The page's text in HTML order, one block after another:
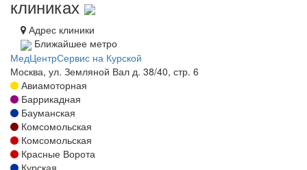
клиниках
Адрес клиники
Ближайшее метро
МедЦентрСервис на Курской
Москва, ул. Земляной Вал д. 38/40, стр. 6
Авиамоторная
Баррикадная
Бауманская
Комсомольская
Комсомольская
Красные Ворота
Курская